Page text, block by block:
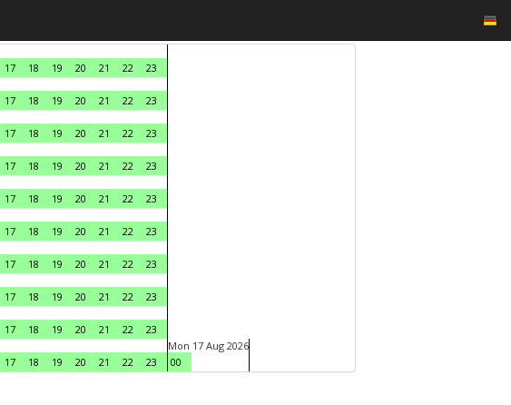
17 18 19 20 21 22
23
17 18 19 20 21 22
23
17 18 19 20 21 22
23
17 18 19 20 21 22
23
17 18 19 20 21 22
23
17 18 19 20 21 22
23
17 18 19 20 21 22
23
17 18 19 20 21 22
23
17 18 19 20 21 22
23
17 18 19 20 21 22 23
Mon 17 Aug 2026
00